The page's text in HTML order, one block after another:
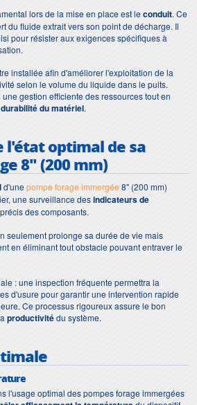
lors de la mise en place est leconduit. Ce
du fluide extrait vers son point de décharge. Il
pour résister aux exigences spécifiques à
installée afin d'améliorer l'exploitation de la
selon le volume du liquide dans le puits.
gestion efficiente des ressources tout en
du matériel.
l'état optimal de sa
8" (200 mm)
d'unepompe forage immergée 8" (200 mm)
une surveillance desindicateurs de
des composants.
seulement prolonge sa durée de vie mais
en éliminant tout obstacle pouvant entraver le
: une inspection fréquente permettra la
d'usure pour garantir une intervention rapide
Ce processus rigoureux assure le bon
productivitédu système.
l'usage optimal des pompes forage immergées